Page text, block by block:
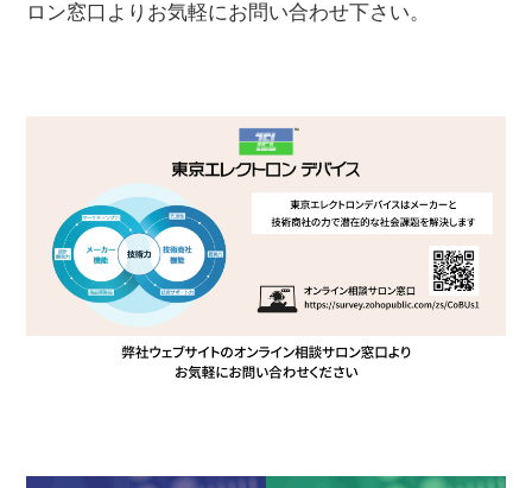
ロン窓口よりお気軽にお問い合わせ下さい。